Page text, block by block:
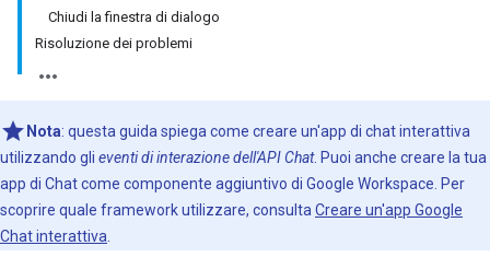
Chiudi la finestra di dialogo
Risoluzione dei problemi
Nota: questa guida spiega come creare un'app di chat interattiva
utilizzando gli eventi di interazione dell'API Chat. Puoi anche creare la tua
app di Chat come componente aggiuntivo di Google Workspace. Per
scoprire quale framework utilizzare, consulta Creare un'app Google
Chat interattiva